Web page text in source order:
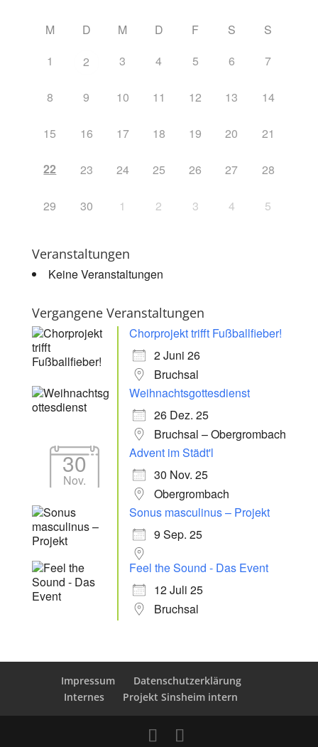
M D M D F S
S
1
2 3 4 5 6 7
8 9 10 11 12 13 14
15 16 17 18 19 20 21
22 23 24 25 26 27 28
29 30 1 2 3 4 5
Veranstaltungen
Keine Veranstaltungen
Vergangene Veranstaltungen
Chorprojekt trifft Fußballfieber!
2 Juni 26
Bruchsal
Weihnachtsgottesdienst
26 Dez. 25
Bruchsal – Obergrombach
30
Nov.
Advent im Städt'l
30 Nov. 25
Obergrombach
Sonus masculinus – Projekt
9 Sep. 25
Feel the Sound - Das Event
12 Juli 25
Bruchsal
Impressum
Datenschutzerklärung
Internes
Projekt Sinsheim intern